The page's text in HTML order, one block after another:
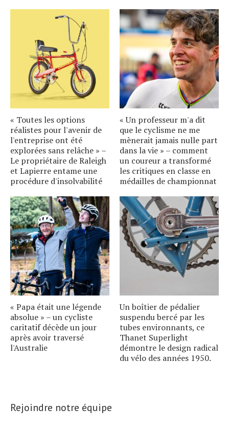
« Toutes les options
réalistes pour l'avenir de
l'entreprise ont été
explorées sans relâche » –
Le propriétaire de Raleigh
et Lapierre entame une
procédure d'insolvabilité
« Un professeur m'a dit
que le cyclisme ne me
mènerait jamais nulle part
dans la vie » – comment
un coureur a transformé
les critiques en classe en
médailles de championnat
« Papa était une légende
absolue » – un cycliste
caritatif décède un jour
après avoir traversé
l'Australie
Un boîtier de pédalier
suspendu bercé par les
tubes environnants, ce
Thanet Superlight
démontre le design radical
du vélo des années 1950.
Rejoindre notre équipe